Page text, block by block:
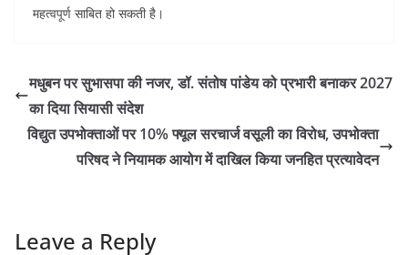
महत्वपूर्ण साबित हो सकती है।
मधुबन पर सुभासपा की नजर, डॉ. संतोष पांडेय को प्रभारी बनाकर 2027
का दिया सियासी संदेश
विद्युत उपभोक्ताओं पर 10% फ्यूल सरचार्ज वसूली का विरोध, उपभोक्ता
परिषद ने नियामक आयोग में दाखिल किया जनहित प्रत्यावेदन
Leave a Reply